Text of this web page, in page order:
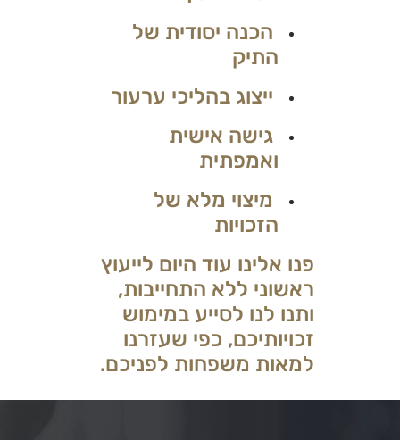
הכנה יסודית של
התיק
ייצוג בהליכי ערעור
גישה אישית
ואמפתית
מיצוי מלא של
הזכויות
פנו אלינו עוד היום לייעוץ
ראשוני ללא התחייבות,
ותנו לנו לסייע במימוש
זכויותיכם, כפי שעזרנו
למאות משפחות לפניכם.